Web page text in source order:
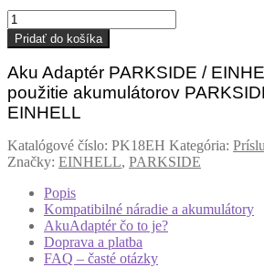
množstvo
Aku
Adaptér
PARKSIDE
/
EINHELL
Pridať do košíka
Aku Adaptér PARKSIDE /
použitie akumulátorov
EINHELL
Katalógové číslo: PK18EH Kategória:
Značky: EINHELL, PARKSIDE
Popis
Kompatibilné náradie a akumulátory
AkuAdaptér čo to je?
Doprava a platba
FAQ – časté otázky